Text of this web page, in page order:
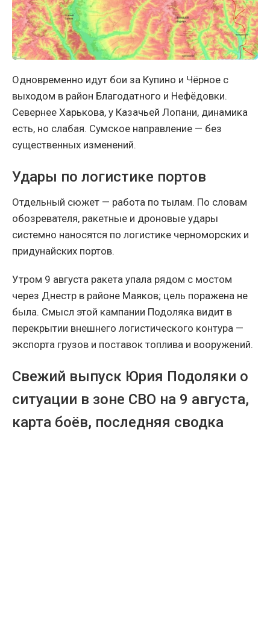
Одновременно идут бои за Купино и Чёрное с
выходом в район Благодатного и Нефёдовки.
Севернее Харькова, у Казачьей Лопани, динамика
есть, но слабая. Сумское направление — без
существенных изменений.
Удары по логистике портов
Отдельный сюжет — работа по тылам. По словам
обозревателя, ракетные и дроновые удары
системно наносятся по логистике черноморских и
придунайских портов.
Утром 9 августа ракета упала рядом с мостом
через Днестр в районе Маяков; цель поражена не
была. Смысл этой кампании Подоляка видит в
перекрытии внешнего логистического контура —
экспорта грузов и поставок топлива и вооружений.
Свежий выпуск Юрия Подоляки о
ситуации в зоне СВО на 9 августа,
карта боёв, последняя сводка